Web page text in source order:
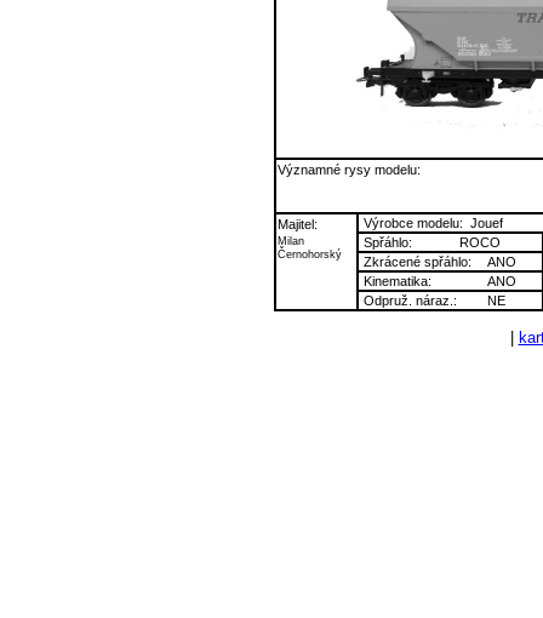
Významné rysy modelu:
Majitel:
Milan
Černohorský
Výrobce modelu: Jouef
Spřáhlo:
ROCO
Zkrácené spřáhlo:
ANO
Kinematika:
ANO
Odpruž. náraz.:
NE